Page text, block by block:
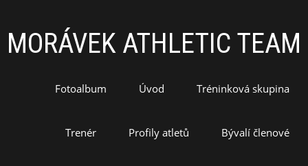
MORÁVEK ATHLETIC TEAM
Fotoalbum Úvod Tréninková skupina
Trenér Profily atletů Bývalí členové